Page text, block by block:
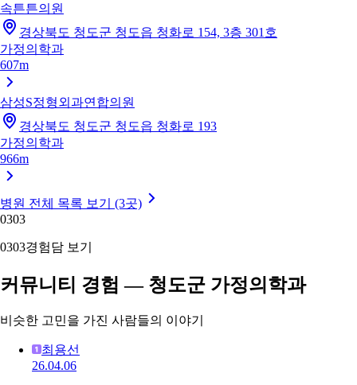
속튼튼의원
경상북도 청도군 청도읍 청화로 154, 3층 301호
가정의학과
607m
삼성S정형외과연합의원
경상북도 청도군 청도읍 청화로 193
가정의학과
966m
병원 전체 목록 보기 (3곳)
0303
0303경험담 보기
커뮤니티 경험 — 청도군 가정의학과
비슷한 고민을 가진 사람들의 이야기
최용선
26.04.06